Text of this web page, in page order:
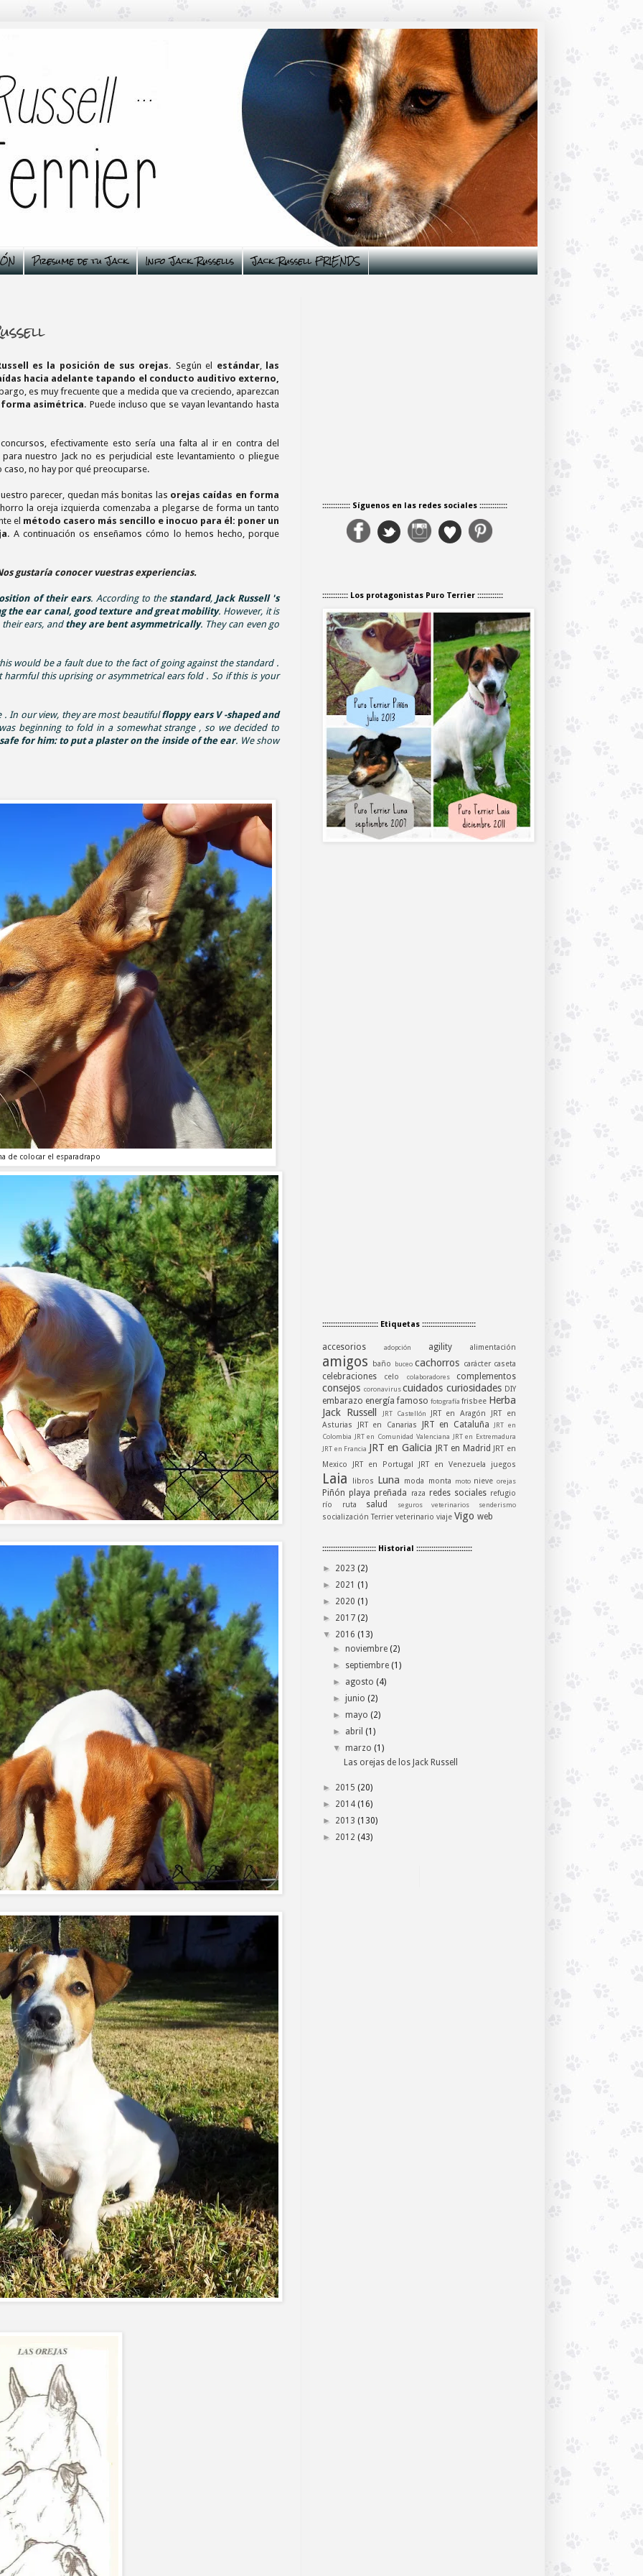
Presume de tu Jack Info Jack Russells Jack Russell FRIENDS
es la posición de sus orejas. Según el estándar,
las
hacia adelante tapando el conducto auditivo externo,
es muy frecuente que a medida que va creciendo, aparezcan
forma asimétrica. Puede incluso que se vayan levantando hasta
efectivamente esto sería una falta al ir en contra del
nuestro Jack no es perjudicial este levantamiento o pliegue
no hay por qué preocuparse.
parecer, quedan más bonitas las orejas caídas en forma
la oreja izquierda comenzaba a plegarse de forma un tanto
el método casero más sencillo e inocuo para él: poner un
. A continuación os enseñamos cómo lo hemos hecho, porque
gustaría conocer vuestras experiencias.
of their ears. According to the standard,Jack Russell 's
the ear canal, good texture and great mobility. However, it is
ears, and they are bent asymmetrically. They can even go
would be a fault due to the fact of going against the standard .
this uprising or asymmetrical ears fold . So if this is your
. In our view, they are most beautifulfloppy ears V -shaped and
beginning to fold in a somewhat strange , so we decided to
for him: to put a plaster on the inside of the ear. We show
de colocar el esparadrapo
::::::::::::: Síguenos en las redes sociales :::::::::::::
:::::::::::: Los protagonistas Puro Terrier ::::::::::::
:::::::::::::::::::::::::: Etiquetas :::::::::::::::::::::::::
accesorios adopción agility alimentación
amigos baño buceocachorros carácter caseta
celebraciones celo colaboradores complementos
consejos coronaviruscuidados curiosidades DIY
embarazo energíafamoso fotografía frisbee Herba
Jack Russell
JRT Castellón JRT en Aragón
JRT en
Asturias
JRT en Canarias JRT en Cataluña
JRT en
Colombia JRT en Comunidad Valenciana JRT en Extremadura
JRT en Francia JRT en Galicia JRT en Madrid
JRT en
Mexico
JRT en Portugal JRT en Venezuela juegos
Laia libros Luna moda monta moto nieveorejas
Piñónplayapreñada raza redes sociales refugio
río
ruta salud seguros veterinarios senderismo
socializaciónTerrier veterinario viaje Vigo web
::::::::::::::::::::::::: Historial ::::::::::::::::::::::::::
► 2023 (2)
► 2021 (1)
► 2020 (1)
► 2017 (2)
▼
2016 (13)
►noviembre (2)
► septiembre (1)
► agosto (4)
►junio (2)
►mayo (2)
► abril (1)
▼ marzo (1)
Las orejas de los Jack Russell
► 2015 (20)
► 2014 (16)
► 2013 (130)
► 2012 (43)